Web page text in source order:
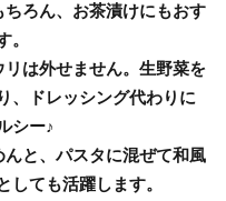
ろん、お茶漬けにもおす
。
は外せません。生野菜を
、ドレッシング代わりに
シー♪
と、パスタに混ぜて和風
ても活躍します。